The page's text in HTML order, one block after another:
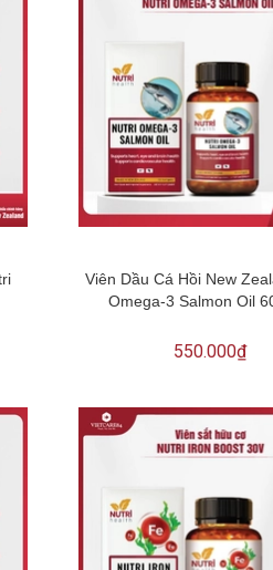
Viên Dầu Cá Hồi New
Omega-3 Salmon Oil
550.000₫